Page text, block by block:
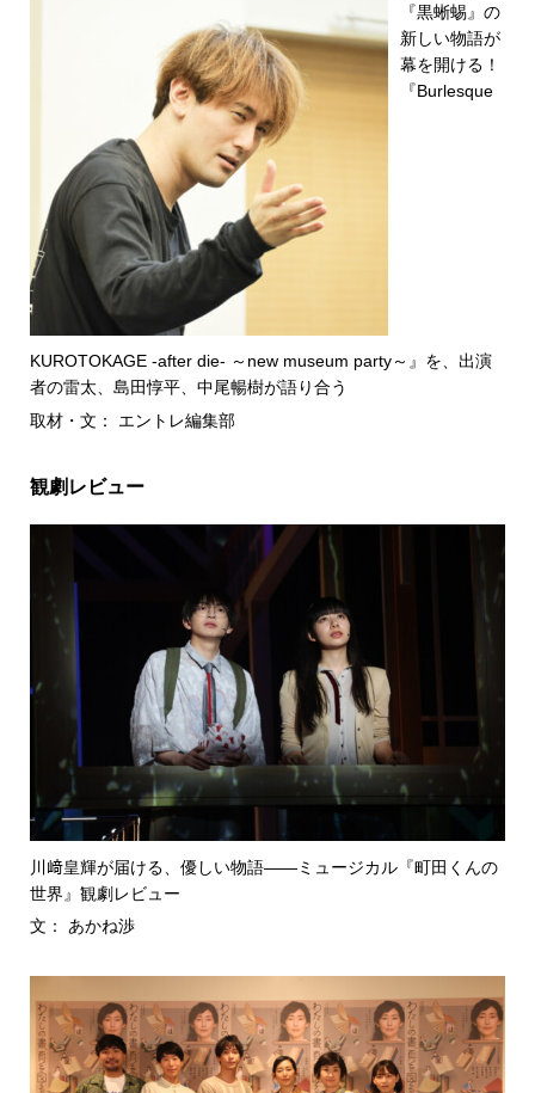
『黒蜥蜴』の
新しい物語が
幕を開ける！
『Burlesque
KUROTOKAGE -after die- ～new museum party～』を、出演
者の雷太、島田惇平、中尾暢樹が語り合う
取材・文： エントレ編集部
観劇レビュー
川﨑皇輝が届ける、優しい物語――ミュージカル『町田くんの
世界』観劇レビュー
文： あかね渉